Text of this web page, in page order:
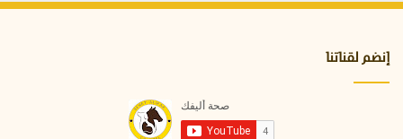
ا
إنضم لقناتنا